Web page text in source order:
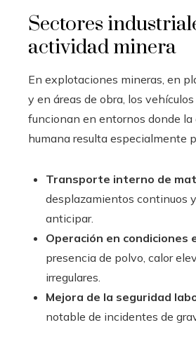
Sectores
actividad minera
En explotaciones mineras, en
y en áreas de obra, los
funcionan en entornos donde la
humana resulta especialmente
Transporte interno de
desplazamientos continuos
anticipar.
Operación en condiciones
presencia de polvo, calor
irregulares.
Mejora de la seguridad
notable de incidentes de